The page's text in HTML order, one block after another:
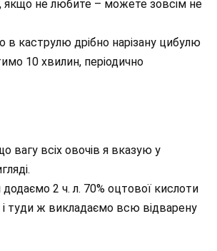
якщо не любите – можете зовсім не
в каструлю дрібно нарізану цибулю
10 хвилин, періодично
вагу всіх овочів я вказую у
2 ч. л. 70% оцтової кислоти
і туди ж викладаємо всю відварену